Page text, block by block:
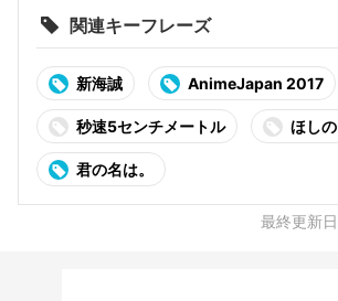
関連キーフレーズ
新海誠 AnimeJapan 2017
秒速5センチメートル ほしの
君の名は。
最終更新